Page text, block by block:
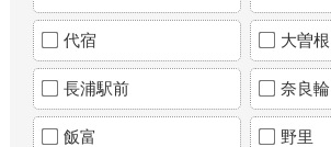
代宿 大曽根
長浦駅前 奈良輪
飯富 野里